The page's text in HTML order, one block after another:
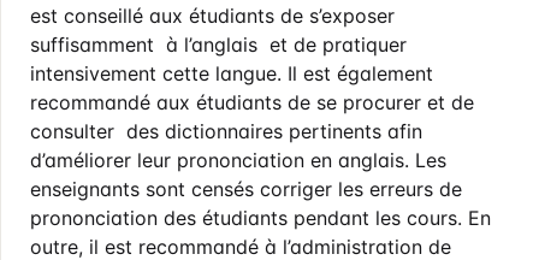
est conseillé aux étudiants de s’exposer
suffisamment à l’anglais et de pratiquer
intensivement cette langue. Il est également
recommandé aux étudiants de se procurer et de
consulter des dictionnaires pertinents afin
d’améliorer leur prononciation en anglais. Les
enseignants sont censés corriger les erreurs de
prononciation des étudiants pendant les cours. En
outre, il est recommandé à l’administration de